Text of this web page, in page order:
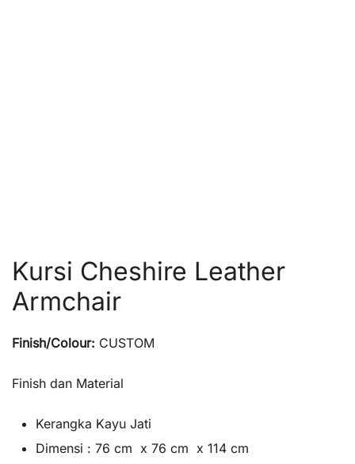
Kursi Cheshire Leather
Armchair
Finish/Colour: CUSTOM
Finish dan Material
Kerangka Kayu Jati
Dimensi : 76 cm x 76 cm x 114 cm